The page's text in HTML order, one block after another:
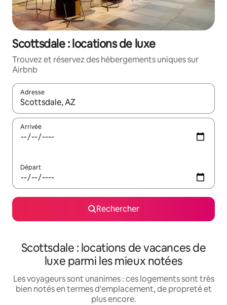
Scottsdale : locations de luxe
Trouvez et réservez des hébergements uniques sur
Airbnb
Adresse
Lorsque les résultats s'affichent, utilisez les flèches vers le
Arrivée
Départ
Rechercher
Scottsdale : locations de vacances de
luxe parmi les mieux notées
Les voyageurs sont unanimes : ces logements sont très
bien notés en termes d'emplacement, de propreté et
plus encore.